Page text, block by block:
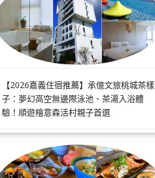
【2026嘉義住宿推薦】承億文旅桃城茶樣
子：夢幻高空無邊際泳池、茶湯入浴體
驗！順遊檜意森活村親子首選